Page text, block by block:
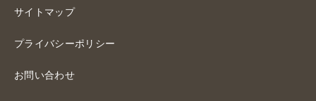
サイトマップ
プライバシーポリシー
お問い合わせ